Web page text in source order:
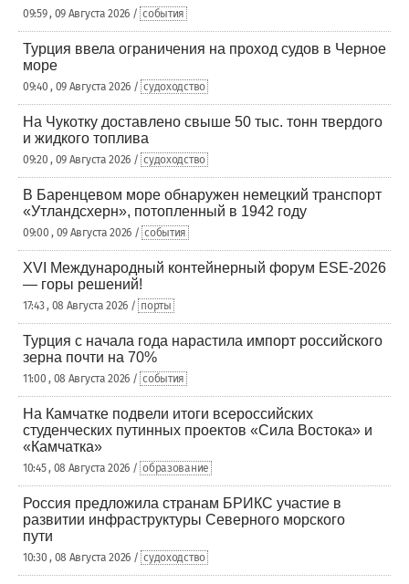
09:59 , 09 Августа 2026 / события
Турция ввела ограничения на проход судов в Черное
море
09:40 , 09 Августа 2026 / судоходство
На Чукотку доставлено свыше 50 тыс. тонн твердого
и жидкого топлива
09:20 , 09 Августа 2026 / судоходство
В Баренцевом море обнаружен немецкий транспорт
«Утландсхерн», потопленный в 1942 году
09:00 , 09 Августа 2026 / события
XVI Международный контейнерный форум ESE-2026
— горы решений!
17:43 , 08 Августа 2026 / порты
Турция с начала года нарастила импорт российского
зерна почти на 70%
11:00 , 08 Августа 2026 / события
На Камчатке подвели итоги всероссийских
студенческих путинных проектов «Сила Востока» и
«Камчатка»
10:45 , 08 Августа 2026 / образование
Россия предложила странам БРИКС участие в
развитии инфраструктуры Северного морского
пути
10:30 , 08 Августа 2026 / судоходство